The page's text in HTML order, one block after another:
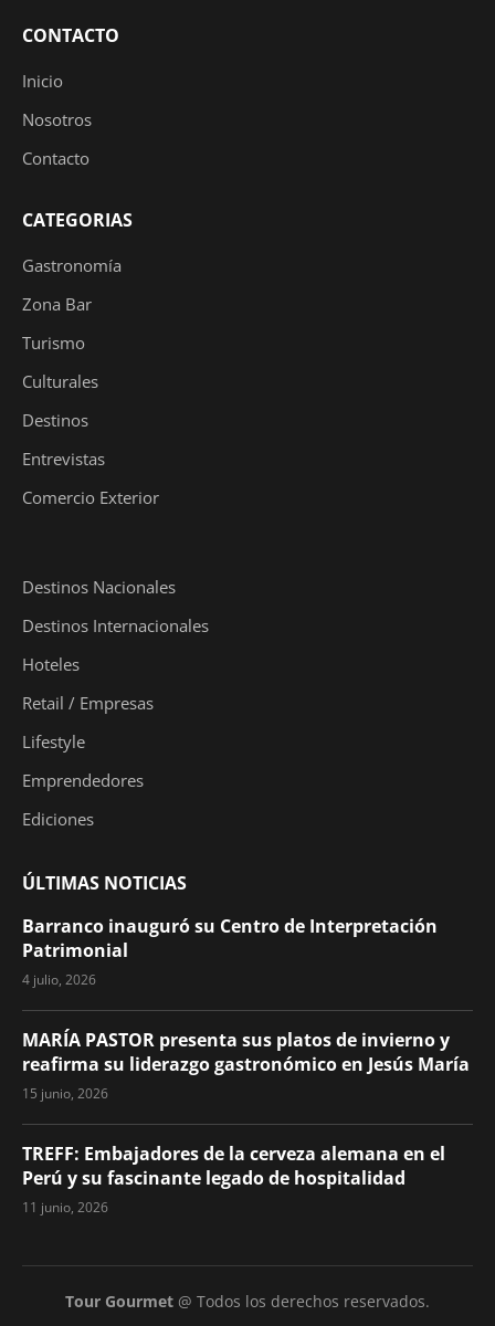
CONTACTO
Inicio
Nosotros
Contacto
CATEGORIAS
Gastronomía
Zona Bar
Turismo
Culturales
Destinos
Entrevistas
Comercio Exterior
Destinos Nacionales
Destinos Internacionales
Hoteles
Retail / Empresas
Lifestyle
Emprendedores
Ediciones
ÚLTIMAS NOTICIAS
Barranco inauguró su Centro de Interpretación
Patrimonial
4 julio, 2026
MARÍA PASTOR presenta sus platos de invierno y
reafirma su liderazgo gastronómico en Jesús María
15 junio, 2026
TREFF: Embajadores de la cerveza alemana en el
Perú y su fascinante legado de hospitalidad
11 junio, 2026
Tour Gourmet @ Todos los derechos reservados.